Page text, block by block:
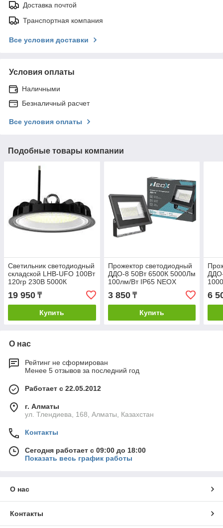
Доставка почтой
Транспортная компания
Все условия доставки
Условия оплаты
Наличными
Безналичный расчет
Все условия оплаты
Подобные товары компании
Светильник светодиодный
складской LHB-UFO 100Вт
120гр 230В 5000К
10500лм 105лм/Вт IP65
без пульсации NEOX
19 950 ₸
Купить
Прожектор светодиодный
ДДО-8 50Вт 6500К 5000Лм
100лм/Вт IP65 NEOX
3 850₸
Купить
6
О нас
Рейтинг не сформирован
Менее 5 отзывов за последний год
Работает с 22.05.2012
г. Алматы
ул. Тлендиева, 168, Алматы, Казахстан
Контакты
Сегодня работает с 09:00 до 18:00
Показать весь график работы
О нас
Контакты